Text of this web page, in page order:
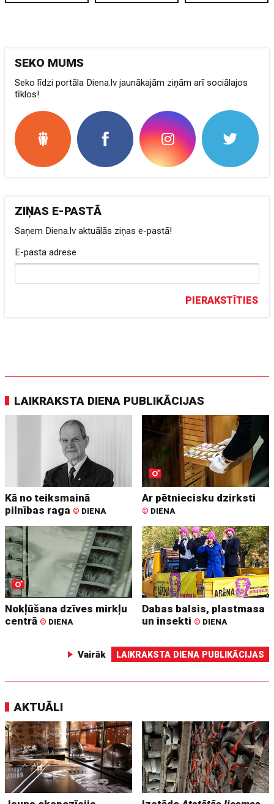
SEKO MUMS
Seko līdzi portāla Diena.lv jaunākajām ziņām arī sociālajos
tīklos!
ZIŅAS E-PASTĀ
Saņem Diena.lv aktuālās ziņas e-pastā!
E-pasta adrese
PIERAKSTĪTIES
LAIKRAKSTA DIENA PUBLIKĀCIJAS
Kā no teiksmainā
pilnības raga © DIENA
Ar pētniecisku dzirksti
© DIENA
Nokļūšana dzīves mirkļu
centrā © DIENA
Dabas balsis, plastmasa
un insekti © DIENA
Vairāk LAIKRAKSTA DIENA PUBLIKĀCIJAS
AKTUĀLI